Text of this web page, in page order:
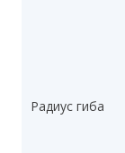
Радиус гиба